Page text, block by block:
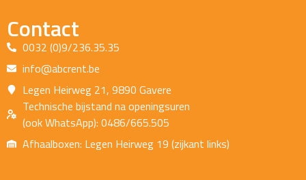
Contact
0032 (0)9/236.35.35
info@abcrent.be
Legen Heirweg 21, 9890 Gavere
Technische bijstand na openingsuren
(ook WhatsApp): 0486/665.505
Afhaalboxen: Legen Heirweg 19 (zijkant links)